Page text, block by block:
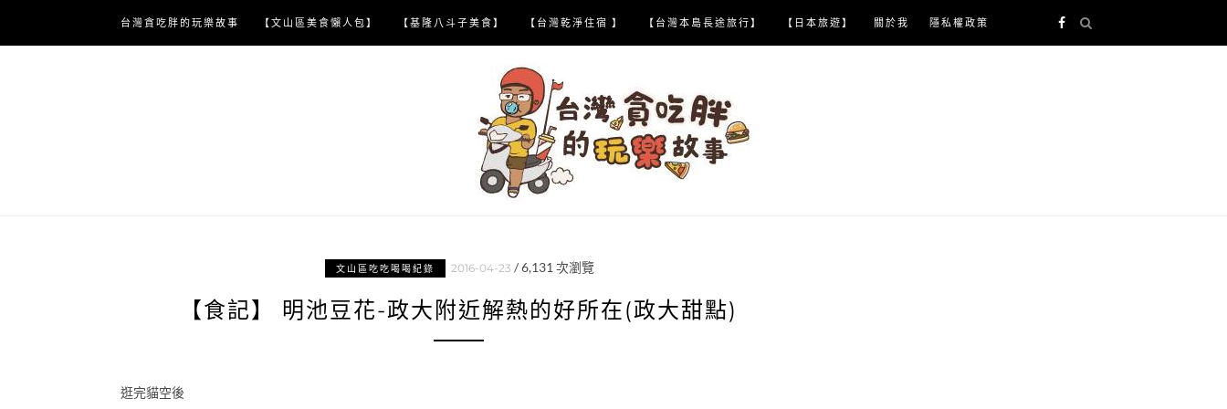
content
台灣貪吃胖的玩樂故事 【文山區美食懶人包】 【基隆八斗子美食】 【台灣乾淨住宿 】 【台灣本島長途旅行】 【日本旅遊】 關於我 隱私權政策
文山區吃吃喝喝紀錄 2016-04-23 /6,131 次瀏覽
【食記】 明池豆花-政大附近解熱的好所在(政大甜點)
逛完貓空後